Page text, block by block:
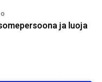
ja luoja